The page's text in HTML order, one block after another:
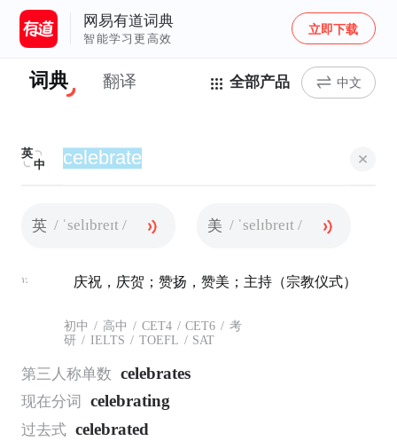
网易有道词典
智能学习更高效
立即下载
词典 翻译 全部产品 中文
英
中
英 / ˈselɪbreɪt / 美 / ˈselɪbreɪt /
v. 庆祝，庆贺；赞扬，赞美；主持（宗教仪式）
初中 / 高中 / CET4 / CET6 / 考
研 / IELTS / TOEFL / SAT
第三人称单数 celebrates
现在分词 celebrating
过去式 celebrated